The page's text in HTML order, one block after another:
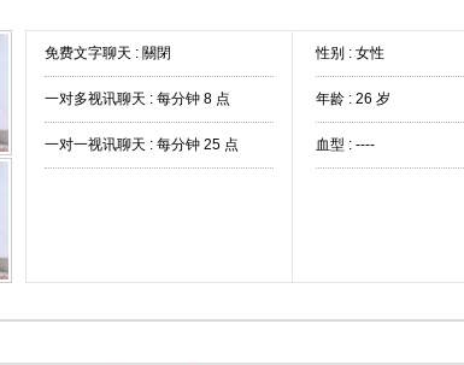
免费文字聊天 : 關閉
一对多视讯聊天 : 每分钟 8 点
一对一视讯聊天 : 每分钟 25 点
性别 : 女性
年龄 : 26 岁
血型 : ----